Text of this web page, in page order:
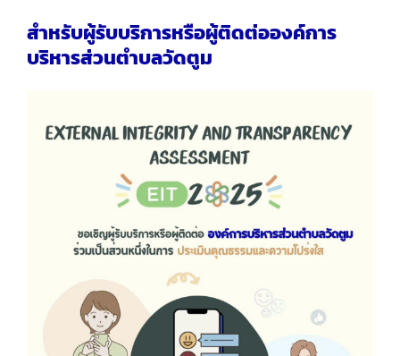
สำหรับผู้รับบริการหรือผู้ติดต่อองค์การ
บริหารส่วนตำบลวัดตูม